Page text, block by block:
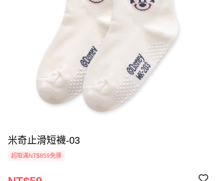
米奇止滑短襪-03
超取滿NT$859免運